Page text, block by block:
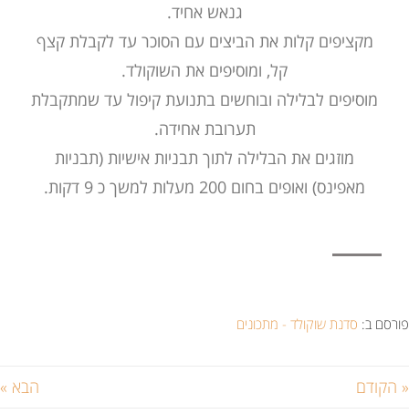
גנאש אחיד.
מקציפים קלות את הביצים עם הסוכר עד לקבלת קצף
קל, ומוסיפים את השוקולד.
מוסיפים לבלילה ובוחשים בתנועת קיפול עד שמתקבלת
תערובת אחידה.
מוזגים את הבלילה לתוך תבניות אישיות (תבניות
מאפינס) ואופים בחום 200 מעלות למשך כ 9 דקות.
פורסם ב: סדנת שוקולד - מתכונים
« הקודם הבא »